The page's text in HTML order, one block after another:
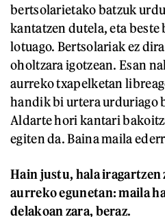
bertsolarietako batzuk
kantatzen dutela, eta
lotuago. Bertsolariak ez
oholtzara igotzean. Esan
aurreko txapelketan
handik bi urtera urduriago
Aldarte hori kantari
egiten da. Baina maila
Hain justu, hala iragartzen
aurreko egunetan: maila
delakoan zara, beraz.